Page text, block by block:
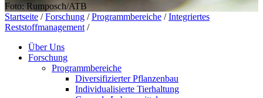
Foto: Rumposch/ATB
Startseite / Forschung / Programmbereiche / Integriertes
Reststoffmanagement /
Über Uns
Forschung
Programmbereiche
Diversifizierter Pflanzenbau
Individualisierte Tierhaltung